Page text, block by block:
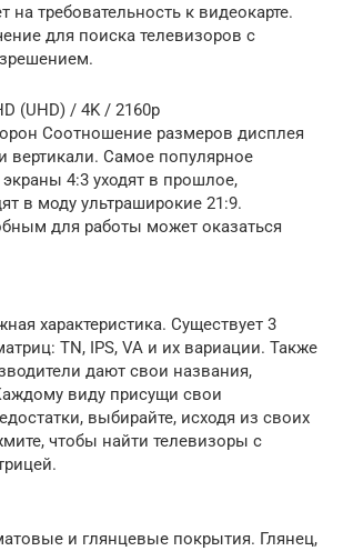
на требовательность к видеокарте.
для поиска телевизоров с
(UHD) / 4K / 2160p
Соотношение размеров дисплея
вертикали. Самое популярное
4:3 уходят в прошлое,
в моду ультраширокие 21:9.
для работы может оказаться
характеристика. Существует 3
TN, IPS, VA и их вариации. Также
дают свои названия,
виду присущи свои
выбирайте, исходя из своих
чтобы найти телевизоры с
и глянцевые покрытия. Глянец,